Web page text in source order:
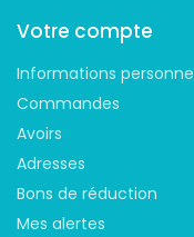
Votre compte
Informations
Commandes
Avoirs
Adresses
Bons de réduction
Mes alertes